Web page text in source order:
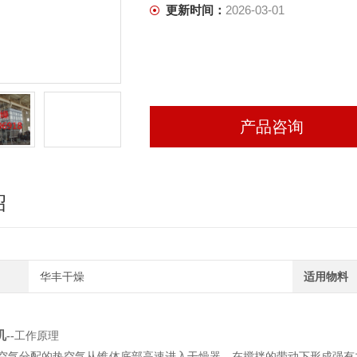
更新时间： 2026-03-01
产品咨询
华丰干燥 适用物料
--工作原理